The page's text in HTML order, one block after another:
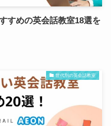
すめの英会話教室18選を
世代別の英会話教室